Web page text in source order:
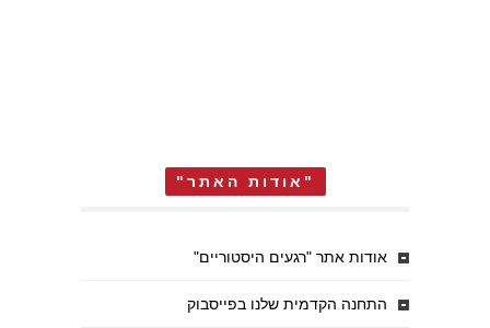
"אודות האתר"
אודות אתר "רגעים היסטוריים"
התחנה הקדמית שלנו בפייסבוק